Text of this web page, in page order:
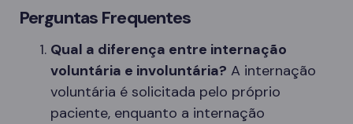
Perguntas Frequentes
Qual a diferença entre internação
voluntária e involuntária? A internação
voluntária é solicitada pelo próprio
paciente, enquanto a internação